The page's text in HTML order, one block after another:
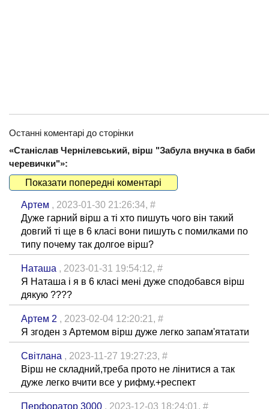
Останні коментарі до сторінки
«Станіслав Чернілевський, вірш "Забула внучка в баби
черевички"»:
Показати попередні коментарі
Артем , 2023-01-30 21:26:34, #
Дуже гарний вірш а ті хто пишуть чого він такий
довгий ті ще в 6 класі вони пишуть с помилками по
типу почему так долгое вірш?
Наташа , 2023-01-31 19:54:12, #
Я Наташа і я в 6 класі мені дуже сподобався вірш
дякую ????
Артем 2 , 2023-02-04 12:20:21, #
Я згоден з Артемом вірш дуже легко запам'ятатати
Світлана , 2023-11-27 19:27:23, #
Вірш не складний,треба прото не лінитися а так
дуже легко вчити все у рифму.+респект
Перфоратор 3000 , 2023-12-03 18:24:01, #